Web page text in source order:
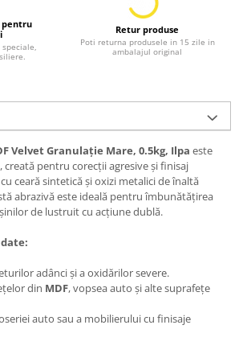
pentru
Retur produse
Poti returna produsele in 15 zile in
ambalajul original
Velvet Granulație Mare, 0.5kg, Ilpa este
creată pentru corecții agresive și finisaj
ceară sintetică și oxizi metalici de înaltă
abrazivă este ideală pentru îmbunătățirea
de lustruit cu acțiune dublă.
adânci și a oxidărilor severe.
din MDF, vopsea auto și alte suprafețe
auto sau a mobilierului cu finisaje